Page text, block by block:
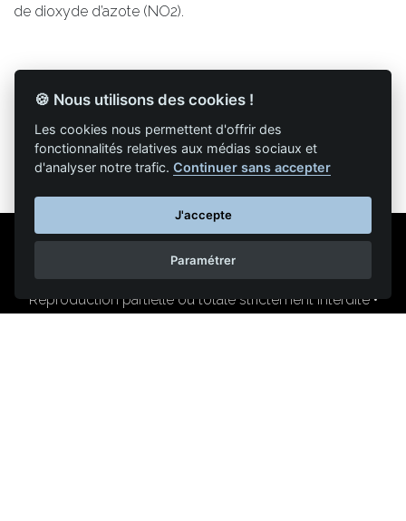
de dioxyde d’azote (NO2).
Retour à la liste des articles
Mentions légales
Nous contacter
Reproduction partielle ou totale strictement interdite •
🍪 Nous utilisons des cookies !
Les cookies nous permettent d'offrir des
fonctionnalités relatives aux médias sociaux et
d'analyser notre trafic.Continuer sans accepter
J'accepte
Paramétrer